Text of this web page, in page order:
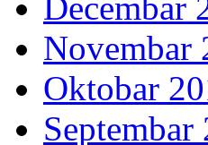
Decembar
Novembar
Oktobar
Septembar